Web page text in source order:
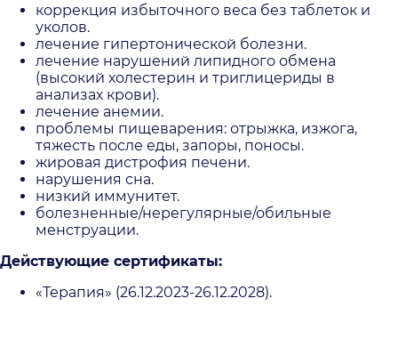
коррекция избыточного веса без таблеток и
уколов.
лечение гипертонической болезни.
лечение нарушений липидного обмена
(высокий холестерин и триглицериды в
анализах крови).
лечение анемии.
проблемы пищеварения: отрыжка, изжога,
тяжесть после еды, запоры, поносы.
жировая дистрофия печени.
нарушения сна.
низкий иммунитет.
болезненные/нерегулярные/обильные
менструации.
Действующие сертификаты:
«Терапия» (26.12.2023-26.12.2028).